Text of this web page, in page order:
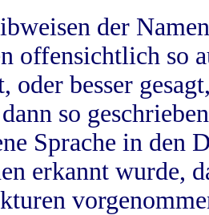
der
offensichtlich so
oder besser
so
Sprache in
erkannt wurde,